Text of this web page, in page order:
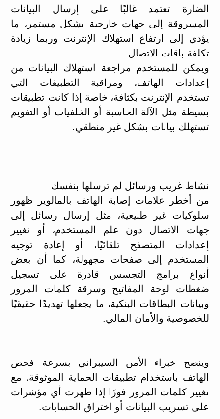
الضارة تعتمد غالبًا على إرسال البيانات
المسروقة إلى جهات خارجية بشكل مستمر، ما
يؤدي إلى ارتفاع استهلاك الإنترنت وربما زيادة
تكلفة باقات الاتصال.
ويمكن للمستخدم مراجعة استهلاك البيانات من
إعدادات الهاتف، ومراقبة التطبيقات التي
تستخدم الإنترنت بكثافة، خاصة إذا كانت تطبيقات
بسيطة مثل الآلة الحاسبة أو الخلفيات أو التقويم
تستهلك بيانات بشكل غير منطقي.
نشاط غريب ورسائل لم ترسلها بنفسك
من أخطر علامات إصابة الهاتف بالمالوير ظهور
سلوكيات غير طبيعية، مثل إرسال رسائل إلى
جهات الاتصال دون علم المستخدم، أو تغيير
إعدادات المتصفح تلقائيًا، أو إعادة توجيه
المستخدم إلى صفحات مجهولة، كما أن بعض
أنواع برامج التجسس قادرة على تسجيل
ضغطات لوحة المفاتيح وسرقة كلمات المرور
وبيانات البطاقات البنكية، ما يجعلها تهديدًا حقيقيًا
للخصوصية والأمان المالي.
وينصح خبراء الأمن السيبراني بسرعة فحص
الهاتف باستخدام تطبيقات الحماية الموثوقة، مع
تغيير كلمات المرور فورًا إذا ظهرت أي مؤشرات
على تسريب البيانات أو اختراق الحسابات.